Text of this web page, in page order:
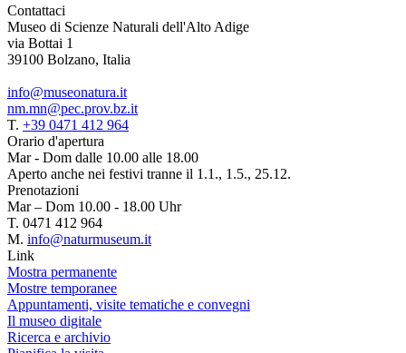
Contattaci
Museo di Scienze Naturali dell'Alto Adige
via Bottai 1
39100 Bolzano, Italia
info@museonatura.it
nm.mn@pec.prov.bz.it
T. +39 0471 412 964
Orario d'apertura
Mar - Dom dalle 10.00 alle 18.00
Aperto anche nei festivi tranne il 1.1., 1.5., 25.12.
Prenotazioni
Mar – Dom 10.00 - 18.00 Uhr
T. 0471 412 964
M. info@naturmuseum.it
Link
Mostra permanente
Mostre temporanee
Appuntamenti, visite tematiche e convegni
Il museo digitale
Ricerca e archivio